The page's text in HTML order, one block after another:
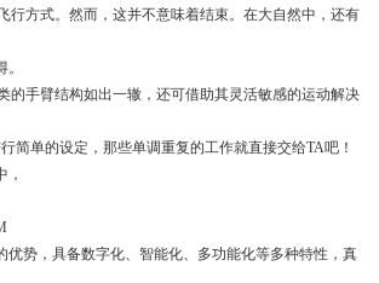
行方式。然而，这并不意味着结束。在大自然中，还有
的手臂结构如出一辙，还可借助其灵活敏感的运动解决
简单的设定，那些单调重复的工作就直接交给TA吧！
，
势，具备数字化、智能化、多功能化等多种特性，真